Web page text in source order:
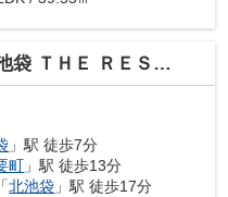
ＲＥＳＩＤＥＮＣＥ ＥＡＳＴ
」駅 徒歩7分
町 」駅 徒歩13分
「北池袋 」駅 徒歩17分